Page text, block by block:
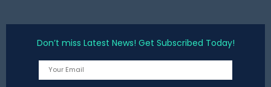
Don’t miss Latest News! Get Subscribed Today!